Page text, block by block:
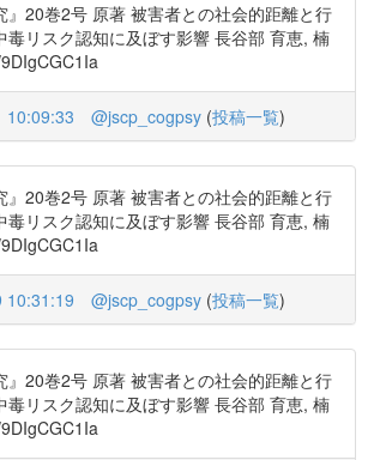
』20巻2号 原著 被害者との社会的距離と行
毒リスク認知に及ぼす影響 長谷部 育恵, 楠
10:09:33 @jscp_cogpsy (投稿一覧)
』20巻2号 原著 被害者との社会的距離と行
毒リスク認知に及ぼす影響 長谷部 育恵, 楠
10:31:19 @jscp_cogpsy (投稿一覧)
』20巻2号 原著 被害者との社会的距離と行
毒リスク認知に及ぼす影響 長谷部 育恵, 楠